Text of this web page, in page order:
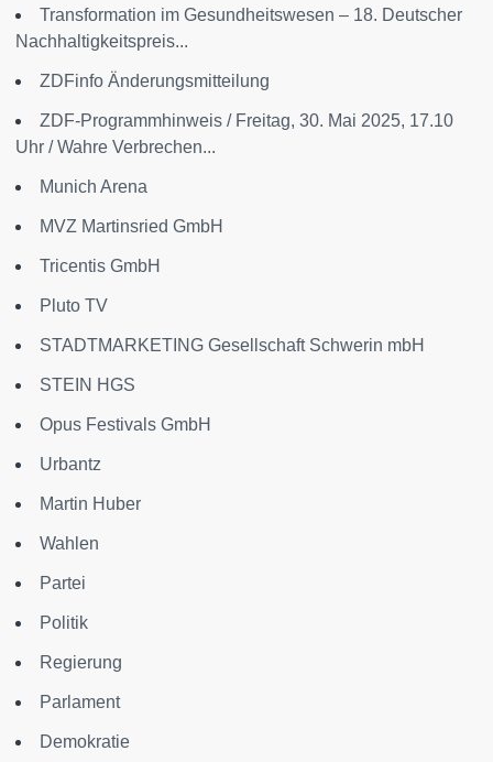
Transformation im Gesundheitswesen – 18. Deutscher
Nachhaltigkeitspreis...
ZDFinfo Änderungsmitteilung
ZDF-Programmhinweis / Freitag, 30. Mai 2025, 17.10
Uhr / Wahre Verbrechen...
Munich Arena
MVZ Martinsried GmbH
Tricentis GmbH
Pluto TV
STADTMARKETING Gesellschaft Schwerin mbH
STEIN HGS
Opus Festivals GmbH
Urbantz
Martin Huber
Wahlen
Partei
Politik
Regierung
Parlament
Demokratie